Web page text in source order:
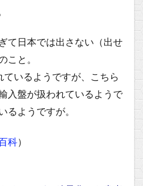
て日本では出さない（出せ
こと。
ているようですが、こちら
入盤が扱われているようで
るようですが。
科）